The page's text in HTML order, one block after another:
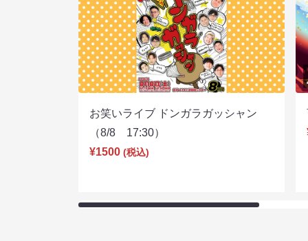
お笑いライブ ドンガラガッシャン
（8/8 17:30）
¥1500 (税込)